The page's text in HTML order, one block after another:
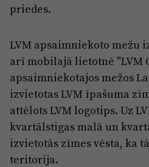
priedes.
LVM apsaimniekoto mežu
arī mobilajā lietotnē "LVM
apsaimniekotajos mežos
izvietotas LVM īpašuma
attēlots LVM logotips. Uz
kvartālstigas malā un
izvietotās zīmes vēsta, ka
teritorija.